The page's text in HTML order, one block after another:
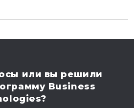
или вы решили
Business